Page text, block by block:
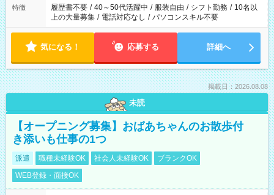
特徴 履歴書不要 / 40～50代活躍中 / 服装自由 / シフト勤務 / 10名以
上の大量募集 / 電話対応なし / パソコンスキル不要
気になる！ 応募する 詳細へ
掲載日：2026.08.08
未読
【オープニング募集】おばあちゃんのお散歩付
き添いも仕事の1つ
派遣 職種未経験OK 社会人未経験OK
ブランクOK
WEB登録・面接OK